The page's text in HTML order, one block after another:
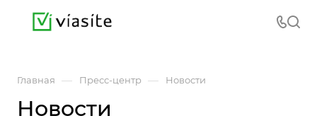
Главная — Пресс-центр — Новости
Новости